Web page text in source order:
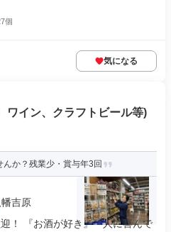
個
気になる
ワイン、クラフトビール等)
か？残業少・賞与年3回
吉原
！ 『お酒が好き』『人に喜んで